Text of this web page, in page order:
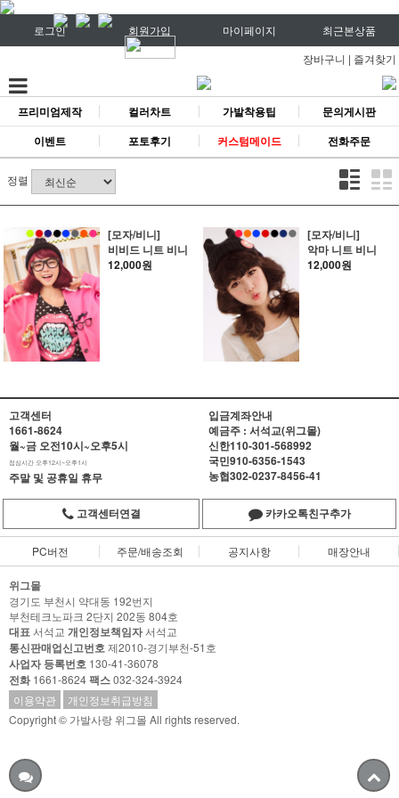
로그인 회원가입 마이페이지
최근본상품
장바구니 | 즐겨찾기
프리미엄제작 컬러차트 가발착용팁
문의게시판
이벤트
포토후기 커스텀메이드 전화주문
정렬
[모자/비니]
비비드 니트 비니
12,000원
[모자/비니]
악마 니트 비니
12,000원
고객센터
1661-8624
월~금 오전10시~오후5시
점심시간 오후12시~오후1시
주말 및 공휴일 휴무
입금계좌안내
예금주 : 서석교(위그몰)
신한110-301-568992
국민910-6356-1543
농협302-0237-8456-41
고객센터연결 카카오톡친구추가
PC버전 주문/배송조회 공지사항 매장안내
위그몰
경기도 부천시 약대동 192번지
부천테크노파크 2단지 202동 804호
대표 서석교 개인정보책임자서석교
통신판매업신고번호제2010-경기부천-51호
사업자 등록번호 130-41-36078
전화1661-8624팩스032-324-3924
이용약관
개인정보취급방침
Copyright © 가발사랑 위그몰 All rights reserved.